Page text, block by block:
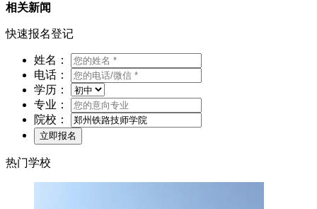
相关新闻
快速报名登记
姓名：
电话：
学历：
专业：
院校：
热门学校